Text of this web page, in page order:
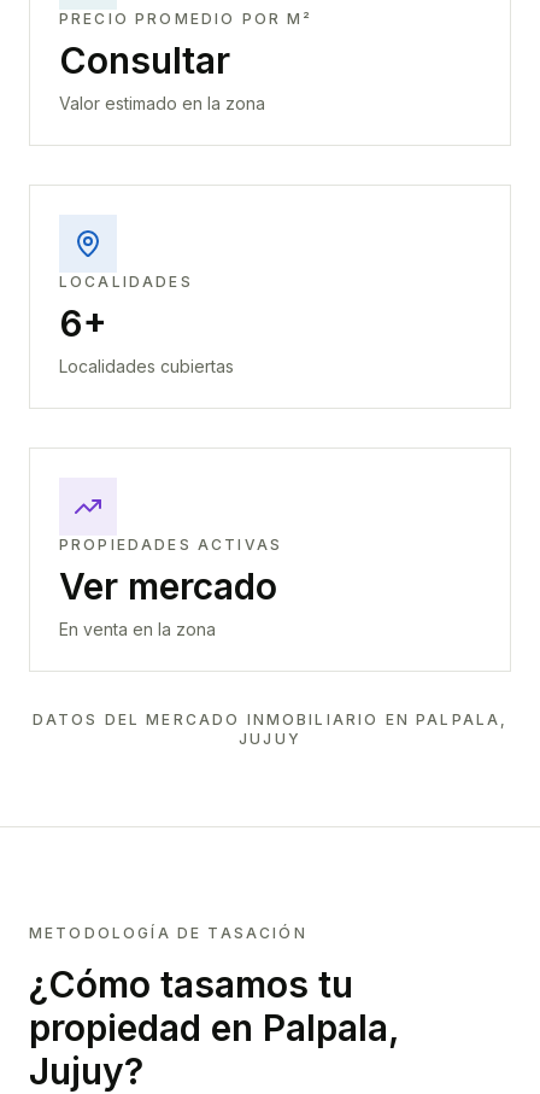
PRECIO PROMEDIO POR M²
Consultar
Valor estimado en la zona
LOCALIDADES
6+
Localidades cubiertas
PROPIEDADES ACTIVAS
Ver mercado
En venta en la zona
DATOS DEL MERCADO INMOBILIARIO ENPALPALA,
JUJUY
METODOLOGÍA DE TASACIÓN
¿Cómo tasamos tu
propiedad en Palpala,
Jujuy?